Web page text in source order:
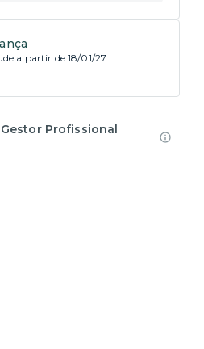
a partir de 18/01/27
Gestor Profissional